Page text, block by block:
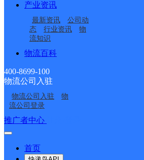
产业资讯
最新资讯
公司动
态
行业资讯
物
流知识
物流百科
400-8699-100
物流公司入驻
物流公司入驻
物
流公司登录
推广者中心
首页
公司
安徽主城区公司合肥黄
山路服务部
安徽主城区公司合肥新
站区服务部
合肥磨店
安徽主城区公司肥东县
龙岗镇服务部
安徽主城区公司合肥和
平广场服务部
UH合肥火车站
接口API
API接口 DEMO下载